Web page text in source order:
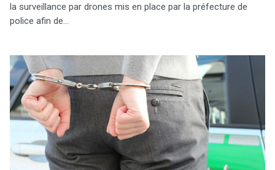
la surveillance par drones mis en place par la préfecture de
police afin de…